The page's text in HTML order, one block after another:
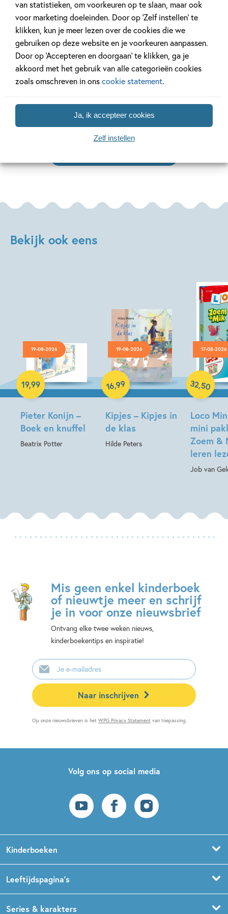
van statistieken, om voorkeuren op te slaan, maar ook
voor marketing doeleinden. Door op ‘Zelf instellen’ te
klikken, kun je meer lezen over de cookies die we
gebruiken op deze website en je voorkeuren aanpassen.
Door op ‘Accepteren en doorgaan’ te klikken, ga je
akkoord met het gebruik van alle categorieën cookies
zoals omschreven in onscookie statement.
Ja, ik accepteer cookies
Zelf instellen
14 MAART 2025
Kinderboeken over de
seizoenen
3 JANUARI 2025
De Nationale
Bekijk ook eens
19-08-2026
Pieter Konijn –
Boek en knuffel
Beatrix Potter
19,99
Hardcover
19-08-2026
Kipjes – Kipjes in
de klas
Hilde Peters
16,99
Hardcover
17-08-2026
Loco
mini
Zoem &
leren
Job van
32,50
Paperback
Mis geen enkel kinderboek
of nieuwtje meer en schrijf
je in voor onze nieuwsbrief
Ontvang elke twee weken nieuws,
kinderboekentips en inspiratie!
E-
mailadres
Naar inschrijven
Op onze nieuwsbrieven is hetWPG Privacy Statement van toepassing.
Volg ons op social media
Kinderboeken
Prentenboeken
Leeftijdspagina’s
Series & karakters